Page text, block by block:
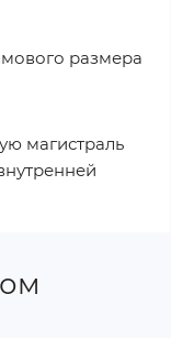
размера
магистраль